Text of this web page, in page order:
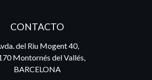
CONTACTO
del Riu Mogent 40,
Montornés del Vallés,
BARCELONA